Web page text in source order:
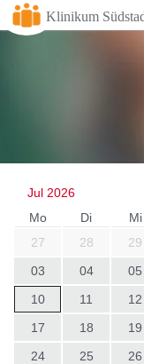
Klinikum
Jul 2026
Mo
Di Mi
27
28 29
03
04 05
10
11 12
17
18 19
24
25 26